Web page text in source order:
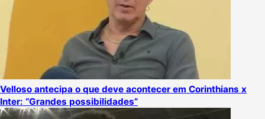
Velloso antecipa o que deve acontecer em Corinthians x
Inter: “Grandes possibilidades”